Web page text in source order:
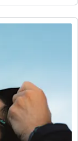
ist mit einer
gefahren.